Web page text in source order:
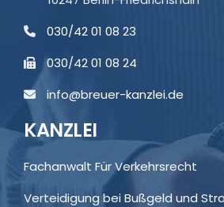
030/42 01 08 23
030/42 01 08 24
info@breuer-kanzlei.de
KANZLEI
Fachanwalt Für Verkehrsrecht
Verteidigung bei Bußgeld und